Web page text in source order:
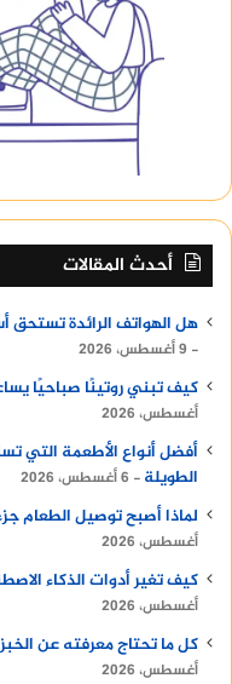
أحدث المقالات
هل الهواتف الرائدة تستحق
9 أغسطس، 2026
كيف تبني روتينًا صباحيًا
أغسطس، 2026
أفضل أنواع الأطعمة التي
الطويلة
6 أغسطس، 2026
لماذا أصبح توصيل الطعام
أغسطس، 2026
كيف تغير أدوات الذكاء
أغسطس، 2026
كل ما تحتاج معرفته عن
أغسطس، 2026